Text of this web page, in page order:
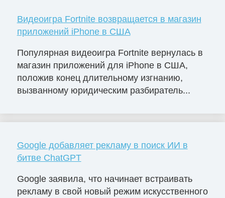
Видеоигра Fortnite возвращается в магазин
приложений iPhone в США
Популярная видеоигра Fortnite вернулась в
магазин приложений для iPhone в США,
положив конец длительному изгнанию,
вызванному юридическим разбиратель...
Google добавляет рекламу в поиск ИИ в
битве ChatGPT
Google заявила, что начинает встраивать
рекламу в свой новый режим искусственного